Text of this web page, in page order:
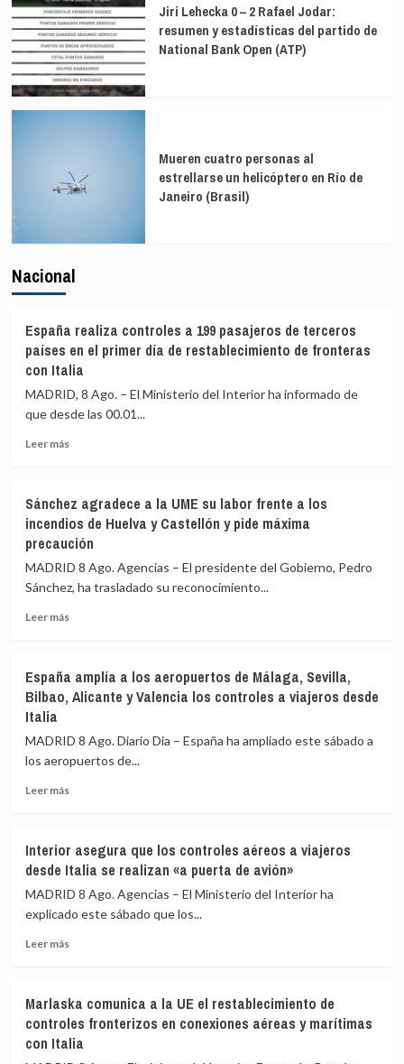
Jiri Lehecka 0 – 2 Rafael Jodar:
resumen y estadísticas del partido de
National Bank Open (ATP)
Mueren cuatro personas al
estrellarse un helicóptero en Río de
Janeiro (Brasil)
Nacional
España realiza controles a 199 pasajeros de terceros
países en el primer día de restablecimiento de fronteras
con Italia
MADRID, 8 Ago. – El Ministerio del Interior ha informado de
que desde las 00.01...
Leer másLeer
realiza
controles
a
199
pasajeros
de
terceros
primer
día
de
fronteras
Sánchez agradece a la UME su labor frente a los
incendios de Huelva y Castellón y pide máxima
precaución
MADRID 8 Ago. Agencias – El presidente del Gobierno, Pedro
Sánchez, ha trasladado su reconocimiento...
Leer másLeer
agradece
a
UME
labor
frente
de
Huelva
y
y
pide
España amplía a los aeropuertos de Málaga, Sevilla,
Bilbao, Alicante y Valencia los controles a viajeros desde
Italia
MADRID 8 Ago. Diario Dia – España ha ampliado este sábado a
los aeropuertos de...
Leer másLeer
amplía
a
los
aeropuertos
Málaga,
y
Valencia
los
Interior asegura que los controles aéreos a viajeros
desde Italia se realizan «a puerta de avión»
MADRID 8 Ago. Agencias – El Ministerio del Interior ha
explicado este sábado que los...
Leer másLeer
asegura
que
los
controles
Marlaska comunica a la UE el restablecimiento de
controles fronterizos en conexiones aéreas y marítimas
con Italia